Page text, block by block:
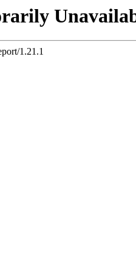
1.21.1